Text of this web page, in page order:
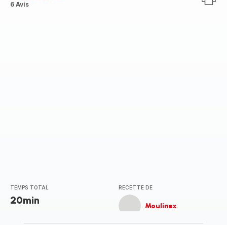
ratings.3.3
6 Avis
TEMPS TOTAL
20min
RECETTE DE
Moulinex